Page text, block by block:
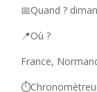
📅Quand ?
📍Où ?
France,